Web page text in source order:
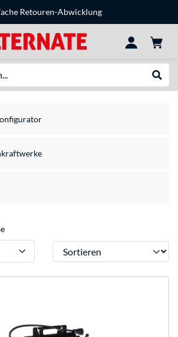
Retouren-Abwicklung
Sortieren